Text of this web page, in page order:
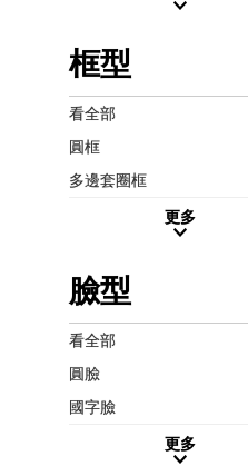
框型
看全部
圓框
多邊套圈框
更多
臉型
看全部
圓臉
國字臉
更多